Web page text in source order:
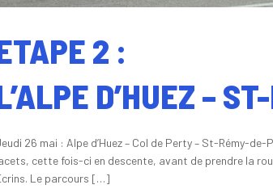
2 :
D’HUEZ –
26 mai : Alpe d’Huez – Col de Perty – St-Rémy-
cette fois-ci en descente, avant de prendre la
Le parcours […]